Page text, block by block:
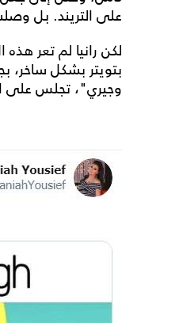
على التريند. بل
لكن رانيا لم تعر
بتويتر بشكل ساخر،
وجيري"، تجلس على